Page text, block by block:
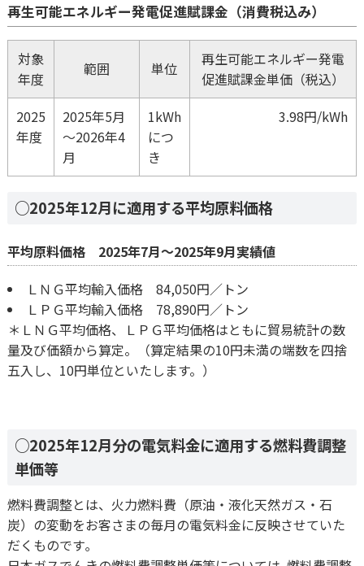
再生可能エネルギー発電促進賦課金（消費税込み）
対象
年度
範囲 単位
再生可能エネルギー発電
促進賦課金単価（税込）
2025
年度
2025年5月
～2026年4
月
1kWh
につ
き
3.98円/kWh
○2025年12月に適用する平均原料価格
平均原料価格 2025年7月～2025年9月実績値
ＬＮＧ平均輸入価格 84,050円／トン
ＬＰＧ平均輸入価格 78,890円／トン
＊ＬＮＧ平均価格、ＬＰＧ平均価格はともに貿易統計の数
量及び価額から算定。（算定結果の10円未満の端数を四捨
五入し、10円単位といたします。）
○2025年12月分の電気料金に適用する燃料費調整
単価等
燃料費調整とは、火力燃料費（原油・液化天然ガス・石
炭）の変動をお客さまの毎月の電気料金に反映させていた
だくものです｡